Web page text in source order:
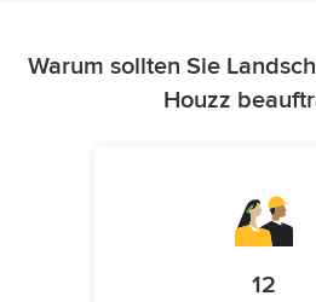
Warum sollten Sie
Houzz
12